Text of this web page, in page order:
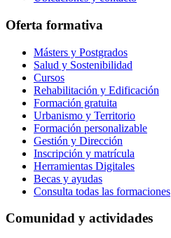
Oferta formativa
Másters y Postgrados
Salud y Sostenibilidad
Cursos
Rehabilitación y Edificación
Formación gratuita
Urbanismo y Territorio
Formación personalizable
Gestión y Dirección
Inscripción y matrícula
Herramientas Digitales
Becas y ayudas
Consulta todas las formaciones
Comunidad y actividades